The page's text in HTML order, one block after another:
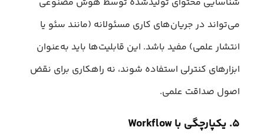
می‌تواند در جریان‌های کاری مسئولانه (مانند سئو یا
انتشار علمی) مفید باشد. این قابلیت‌ها باید به‌عنوان
ابزارهای کنترلی استفاده شوند، نه راهکاری برای نقض
اصول صداقت علمی.
۵. یکپارچگی با Workflow